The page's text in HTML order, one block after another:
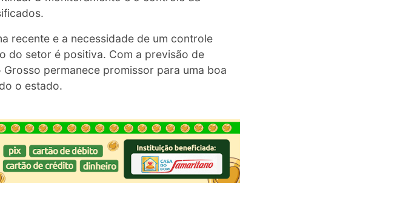
recente e a necessidade de um controle
do setor é positiva. Com a previsão de
permanece promissor para uma boa
o estado.